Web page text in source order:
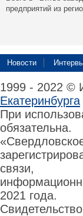
предприятий из
Новости
1999 - 2022 ©
Екатеринбурга
При
обязательна.
связи,
2021 года.